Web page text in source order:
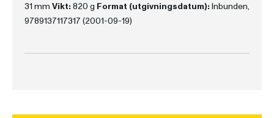
31 mm Vikt: 820 g Format (utgivningsdatum): Inbunden,
9789137117317 (2001-09-19)